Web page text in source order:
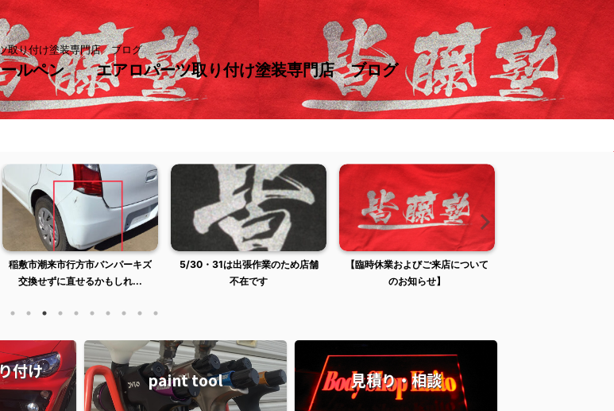
取り付け塗装専門店 ブログ
ルペン エアロパーツ取り付け塗装専門店 ブログ
稲敷市潮来市行方市バンパーキズ
交換せずに直せるかもしれ...
5/30・31は出張作業のため店舗
不在です
【臨時休業およびご来店について
のお知らせ】
り付け
paint tool 見積り・相談